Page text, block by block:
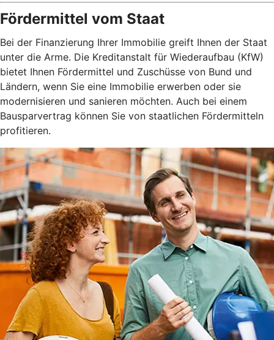
Fördermittel vom Staat
Bei der Finanzierung Ihrer Immobilie greift Ihnen der Staat
unter die Arme. Die Kreditanstalt für Wiederaufbau (KfW)
bietet Ihnen Fördermittel und Zuschüsse von Bund und
Ländern, wenn Sie eine Immobilie erwerben oder sie
modernisieren und sanieren möchten. Auch bei einem
Bausparvertrag können Sie von staatlichen Fördermitteln
profitieren.